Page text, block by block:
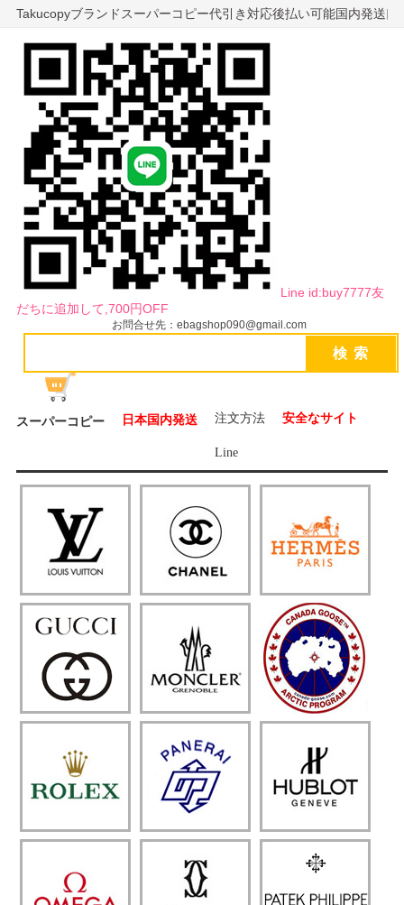
Takucopyブランドスーパーコピー代引き対応後払い可能国内発送
Line id:buy7777友
だちに追加して,700円OFF
お問合せ先：ebagshop090@gmail.com
スーパーコピー 日本国内発送 注文方法 安全なサイト
Line